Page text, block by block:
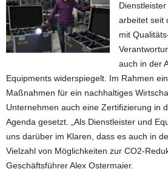
arbeitet seit
mit
auch in der
Equipments widerspiegelt. Im Rahmen
Maßnahmen für ein nachhaltiges
Unternehmen auch eine Zertifizierung in
Agenda gesetzt. „Als Dienstleister und
uns darüber im Klaren, dass es auch in
Vielzahl von Möglichkeiten zur CO2-
Geschäftsführer Alex Ostermaier.